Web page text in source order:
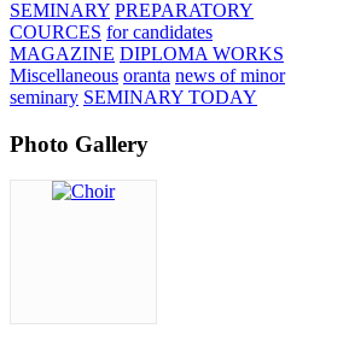
SEMINARY PREPARATORY
COURCES for candidates
MAGAZINE DIPLOMA WORKS
Miscellaneous oranta news of minor
seminary SEMINARY TODAY
Photo Gallery